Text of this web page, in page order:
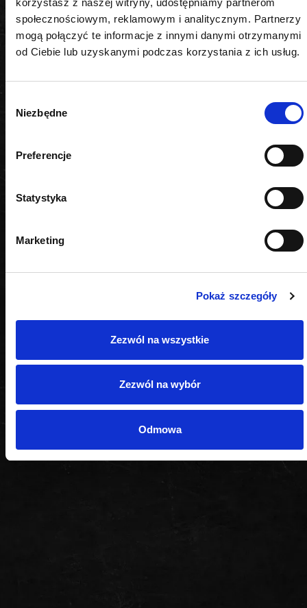
społecznościowym, reklamowym i analitycznym. Partnerzy
mogą połączyć te informacje z innymi danymi otrzymanymi
od Ciebie lub uzyskanymi podczas korzystania z ich usług.
zgody
Niezbędne
Preferencje
Statystyka
Marketing
Pokaż szczegóły
Zezwól na wszystkie
Zezwól na wybór
Odmowa
Typ silnika
diesel
Waga
0,680kg
demontaż wtryskiwacza Denso montowanych w
PODOBNE PRODUKTY